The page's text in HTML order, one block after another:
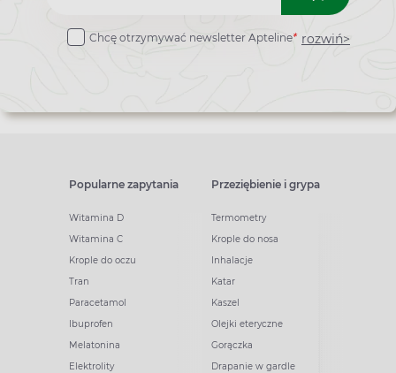
do
Chcę otrzymywać newsletter Apteline* rozwiń>
Popularne zapytania
Witamina D
Witamina C
Krople do oczu
Tran
Paracetamol
Ibuprofen
Melatonina
Elektrolity
Przeziębienie i grypa
Termometry
Krople do nosa
Inhalacje
Katar
Kaszel
Olejki eteryczne
Gorączka
Drapanie w gardle